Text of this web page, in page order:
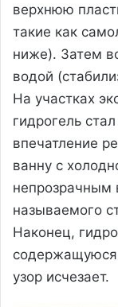
верхнюю
такие как
ниже). Затем
водой
На участках
гидрогель
впечатление
ванну с
непрозрачным
называемого
Наконец,
содержащуюся
узор исчезает.